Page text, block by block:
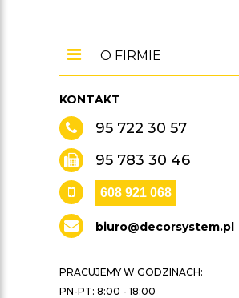
KONTAKT
95 722 30 57
95 783 30 46
608 921 068
biuro@decorsystem.pl
PRACUJEMY W GODZINACH:
PN-PT: 8:00 - 18:00
O FIRMIE